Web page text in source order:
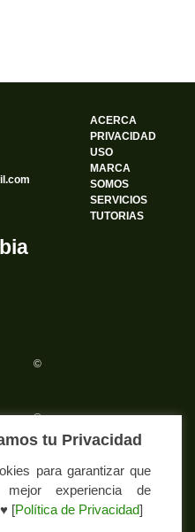
ACERCA
PRIVACIDAD
USO
MARCA
SOMOS
SERVICIOS
TUTORIAS
©
©
SSL
tu Privacidad
para garantizar que
experiencia de
[Política de Privacidad]